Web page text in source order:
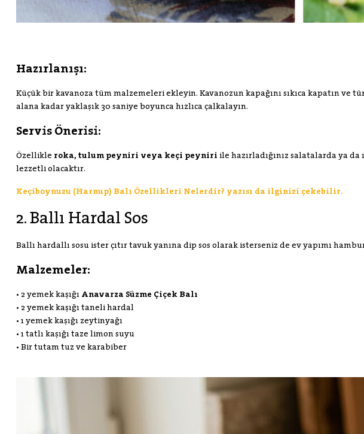
Hazırlanışı:
Küçük bir kavanoza tüm malzemeleri ekleyin. Kavanozun kapağını sıkıca kapatın
alana kadar yaklaşık 30 saniye boyunca hızlıca çalkalayın.
Servis Önerisi:
Özellikle roka, tulum peyniri veya keçi peyniri ile hazırladığınız salatalarda ya
lezzetli olacaktır.
Keçiboynuzu (Harnup) Balı Özellikleri Nelerdir? yazısı da ilginizi çekebilir.
2. Ballı Hardal Sos
Ballı hardallı sosu ister çıtır tavuk yanına dip sos olarak isterseniz de ev yapımı
Malzemeler:
• 2 yemek kaşığı Anavarza Süzme Çiçek Balı
• 2 yemek kaşığı taneli hardal
• 1 yemek kaşığı zeytinyağı
• 1 tatlı kaşığı taze limon suyu
• Bir tutam tuz ve karabiber